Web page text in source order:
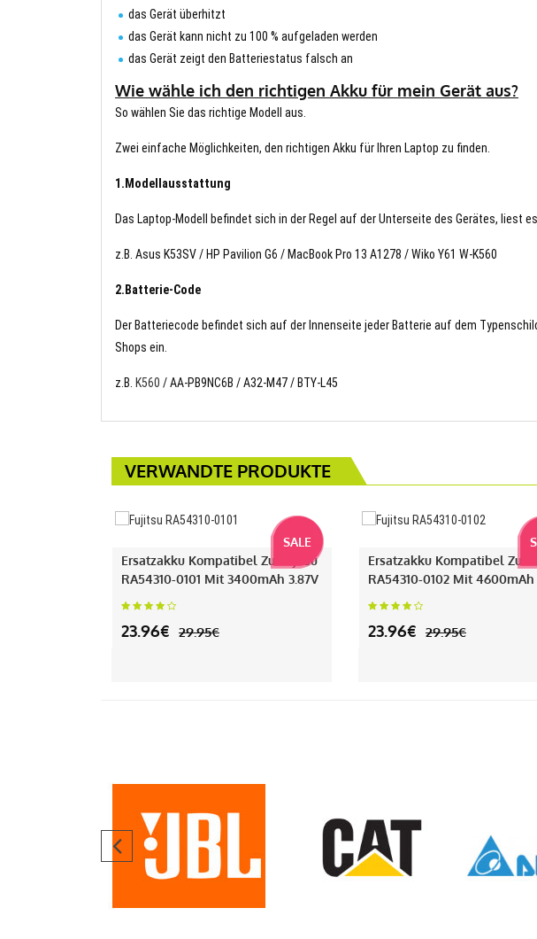
das Gerät überhitzt
das Gerät kann nicht zu 100 % aufgeladen werden
das Gerät zeigt den Batteriestatus falsch an
Wie wähle ich den richtigen Akku für mein Gerät aus?
So wählen Sie das richtige Modell aus.
Zwei einfache Möglichkeiten, den richtigen Akku für Ihren Laptop zu finden.
1.Modellausstattung
Das Laptop-Modell befindet sich in der Regel auf der Unterseite des Gerätes, liest
z.B. Asus K53SV / HP Pavilion G6 / MacBook Pro 13 A1278 / Wiko Y61 W-K560
2.Batterie-Code
Der Batteriecode befindet sich auf der Innenseite jeder Batterie auf dem
Shops ein.
z.B. K560 / AA-PB9NC6B / A32-M47 / BTY-L45
VERWANDTE PRODUKTE
SALE
Ersatzakku Kompatibel Zu Fujitsu
RA54310-0101 Mit 3400mAh 3.87V
23.96€ 29.95€
Ersatzakku Kompatibel Zu
RA54310-0102 Mit 4600mAh
23.96€ 29.95€